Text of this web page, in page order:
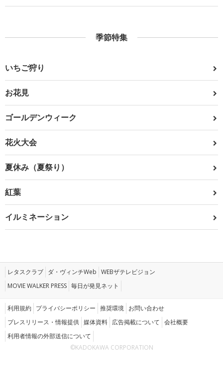
季節特集
いちご狩り
お花見
ゴールデンウィーク
花火大会
夏休み（夏祭り）
紅葉
イルミネーション
レタスクラブ ダ・ヴィンチWeb WEBザテレビジョン
MOVIE WALKER PRESS 毎日が発見ネット
利用規約 プライバシーポリシー 推奨環境 お問い合わせ
プレスリリース・情報提供 媒体資料 広告掲載について 会社概要
利用者情報の外部送信について
©KADOKAWA CORPORATION